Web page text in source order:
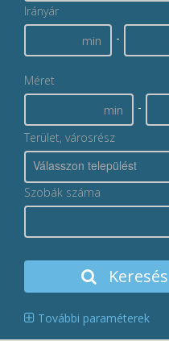
Irányár
-
Méret
-
Terület, városrész
Válasszon települést
Szobák száma
Keresés
További paraméterek